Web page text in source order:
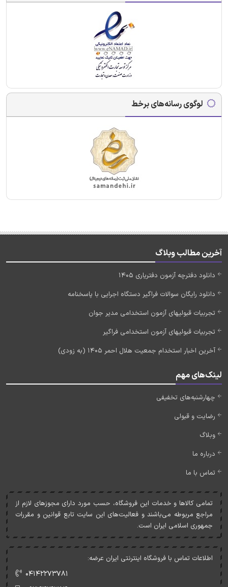
لوگوی رسانه‌های برخط
آخرین مطالب وبلاگ
دانلود دفترچه آزمون دفتریاری 1405
دانلود رایگان سوالات فراگیر دستگاه اجرایی با پاسخنامه
تجربیات قبولیهای آزمون استخدامی مدیر جوان
تجربیات قبولیهای آزمون استخدامی فراگیر
آخرین اخبار استخدام جمعیت هلال احمر 1405 (به زودی)
لینک‌های مهم
چهارشنبه‌های تخفیفی
رضایت و قبولی
وبلاگ
درباره ما
تماس با ما
تمامی کالاها و خدمات اين فروشگاه، حسب مورد دارای مجوزهای لازم از
مراجع مربوطه می‌باشند و فعاليت‌های اين سايت تابع قوانين و مقررات
جمهوری اسلامی ايران است.
اطلاعات تماس با فروشگاه اینترنتی ایران عرضه:
۰۴۱۴۲۲۷۳۷۸۱